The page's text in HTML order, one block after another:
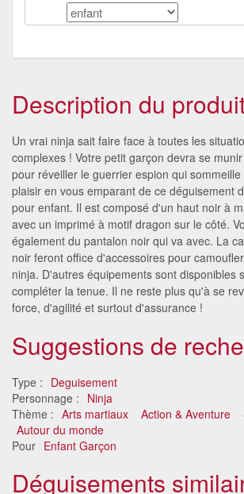
Description du
Un vrai ninja sait faire face à toutes les
complexes ! Votre petit garçon devra se
pour réveiller le guerrier espion qui
plaisir en vous emparant de ce déguisement
pour enfant. Il est composé d'un haut noir à
avec un imprimé à motif dragon sur le côté.
également du pantalon noir qui va avec. La
noir feront office d'accessoires pour
ninja. D'autres équipements sont disponibles
compléter la tenue. Il ne reste plus qu'à se
force, d'agilité et surtout d'assurance !
Suggestions de
Type : Deguisement
Personnage : Ninja
Thème : Arts martiaux Action & Aventure
Autour du monde
Pour Enfant Garçon
Déguisements